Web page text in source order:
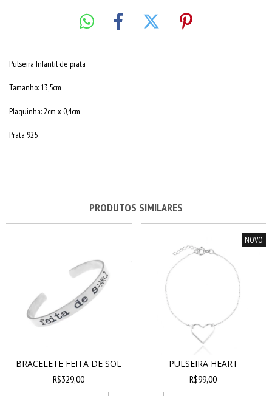
Pulseira Infantil de prata
Tamanho: 13,5cm
Plaquinha: 2cm x 0,4cm
Prata 925
PRODUTOS SIMILARES
BRACELETE FEITA DE SOL
R$329,00
NOVO
PULSEIRA HEART
R$99,00